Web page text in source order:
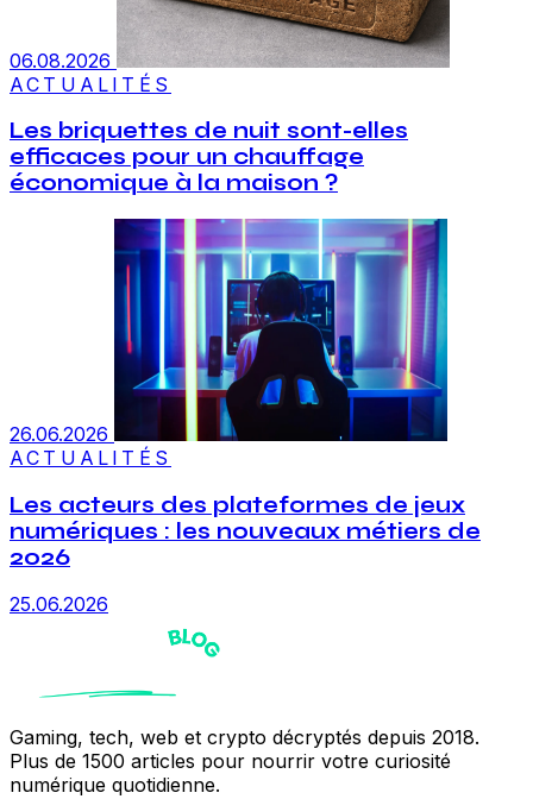
06.08.2026
ACTUALITÉS
Les briquettes de nuit sont-elles
efficaces pour un chauffage
économique à la maison ?
26.06.2026
ACTUALITÉS
Les acteurs des plateformes de jeux
numériques : les nouveaux métiers de
2026
25.06.2026
Gaming, tech, web et crypto décryptés depuis 2018.
Plus de 1500 articles pour nourrir votre curiosité
numérique quotidienne.